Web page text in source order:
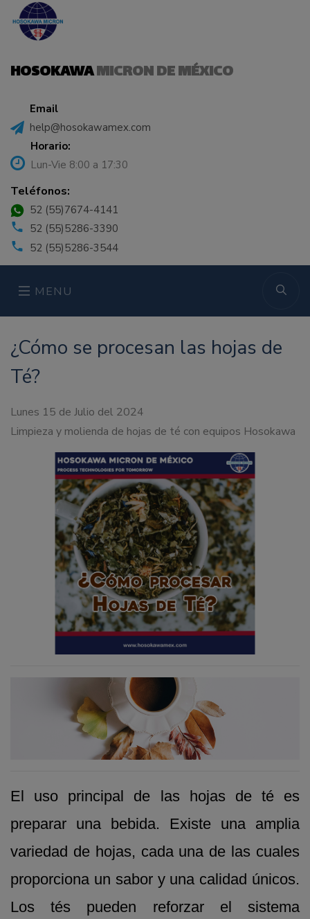
HOSOKAWAMICRON DE MÉXICO
Email
help@hosokawamex.com
Horario:
Lun-Vie 8:00 a 17:30
Teléfonos:
52 (55)7674-4141
52 (55)5286-3390
52 (55)5286-3544
MENU
¿Cómo se procesan las hojas de
Té?
Lunes 15 de Julio del 2024
Limpieza y molienda de hojas de té con equipos Hosokawa
El uso principal de las hojas de té es
preparar una bebida. Existe una amplia
variedad de hojas, cada una de las cuales
proporciona un sabor y una calidad únicos.
Los tés pueden reforzar el sistema